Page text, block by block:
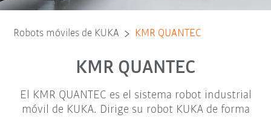
Robots móviles de KUKA KMR QUANTEC
KMR QUANTEC
El KMR QUANTEC es el sistema robot industrial
móvil de KUKA. Dirige su robot KUKA de forma